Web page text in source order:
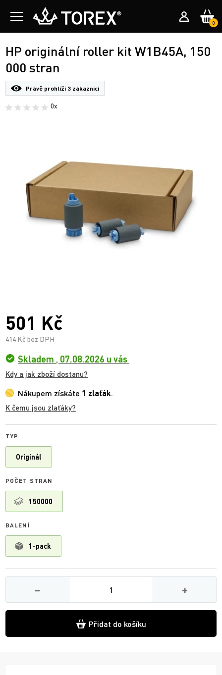
0
HP originální roller kit W1B45A, 150
000 stran
Právě prohlíží 3 zákazníci
0x
501 Kč
414 Kč bez DPH
Skladem , 07.08.2026 u vás
Kdy a jak zboží dostanu?
Nákupem získáte 1 zlaťák.
K čemu jsou zlaťáky?
TYP
Originál
POČET STRAN
150000
BALENÍ
1-pack
−
Množství
+
Přidat do košíku